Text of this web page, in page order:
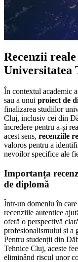
Recenzii
Universitatea
În contextul academic
sau a unui proiect de
finalizarea studiilor
Cluj, inclusiv cei din
încredere pentru a-și
acest sens, recenziile
valoros pentru a
nevoilor specifice ale
Importanța
de diplomă
Într-un domeniu în
recenziile autentice
oferă o perspectivă
profesionalismului și a
Pentru studenții din
Tehnice Cluj, aceste
eliminând riscul unor